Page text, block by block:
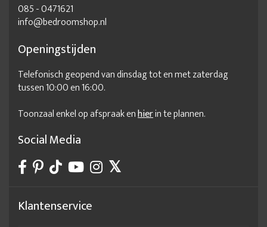
085 - 0471621
info@bedroomshop.nl
Openingstijden
Telefonisch geopend van dinsdag tot en met zaterdag
tussen 10:00 en 16:00.
Toonzaal enkel op afspraak enhierin te plannen.
Social Media
Klantenservice